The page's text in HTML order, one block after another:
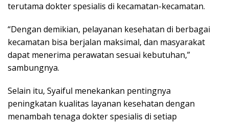
terutama dokter spesialis di kecamatan-kecamatan.
“Dengan demikian, pelayanan kesehatan di berbagai
kecamatan bisa berjalan maksimal, dan masyarakat
dapat menerima perawatan sesuai kebutuhan,”
sambungnya.
Selain itu, Syaiful menekankan pentingnya
peningkatan kualitas layanan kesehatan dengan
menambah tenaga dokter spesialis di setiap